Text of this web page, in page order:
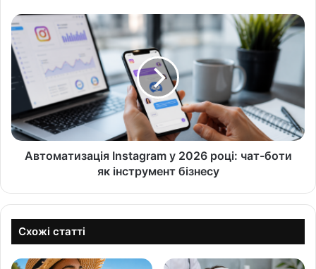
Автоматизація Instagram у 2026 році: чат-боти
як інструмент бізнесу
Схожі статті